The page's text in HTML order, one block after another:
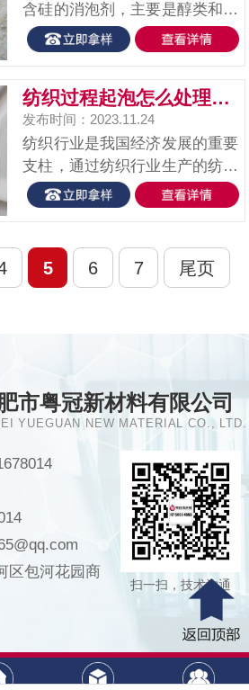
含硅的消泡剂，主要是醇类和脂
肪酸的复合物，主要是氢氧化钾
催化作用下，用丙二醇或甘油与
制得。非硅消泡剂的优点包括扩
散系数大、破泡能力强，稳定性
好以...
纺织过程起泡怎么处理？用纺织消泡剂
发布时间：2023.11.24
纺织行业是我国经济发展的重要
支柱，通过纺织行业生产的纺织
物品，为人类提供了日常生活的
需求，起到了不可替代的作用。
程，包括了织造、染色、印花等
多个工艺流程。在纺织厂生产的
5 6 7 尾页
市粤冠新材料有限公司
YUEGUAN NEW MATERIAL CO., LTD.
区包河花园商
扫一扫，技术沟通